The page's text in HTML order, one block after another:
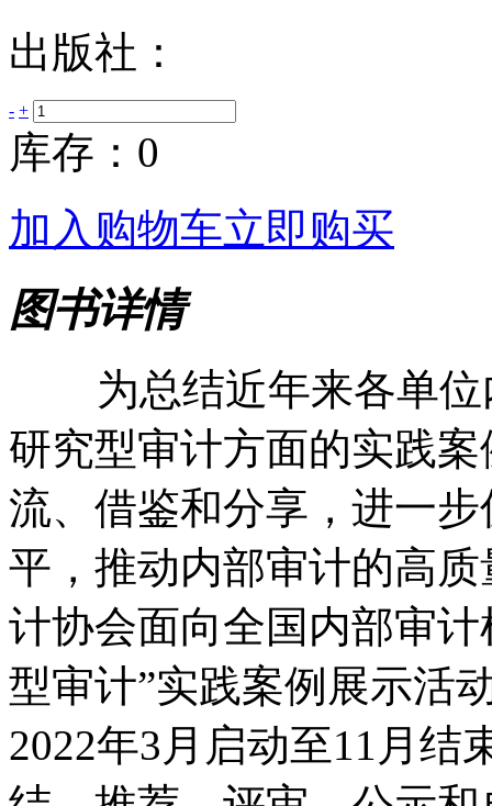
出版社：
- +
库存：0
加入购物车立即购买
图书详情
为总结近年来各单位
研究型审计方面的实践
流、借鉴和分享，进一
平，推动内部审计的高
计协会面向全国内部审
型审计”实践案例展示活
2022年3月启动至11月结